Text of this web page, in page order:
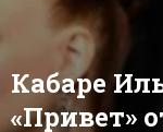
Кабаре
«Привет»